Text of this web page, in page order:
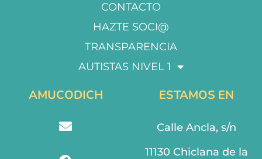
CONTACTO
HAZTE SOCI@
TRANSPARENCIA
AUTISTAS NIVEL 1
AMUCODICH ESTAMOS EN
Calle Ancla, s/n
11130 Chiclana de la